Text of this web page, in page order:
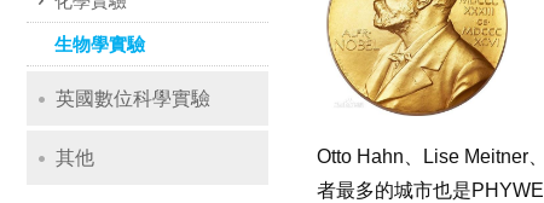
Otto Hahn Lise Meitner
者最多的城市也是PHYWE
生物學實驗
英國數位科學實驗
其他